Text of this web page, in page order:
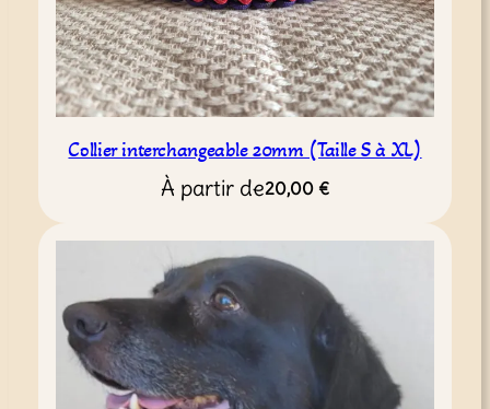
Collier interchangeable 20mm (Taille S à XL)
À partir de20,00 €